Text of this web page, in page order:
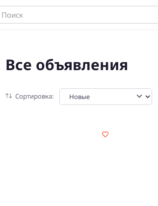
Поиск
Все объявления
Сортировка: